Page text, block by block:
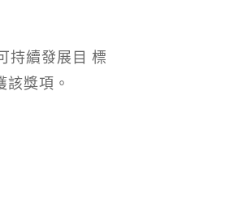
持續發展目 標
獎項。